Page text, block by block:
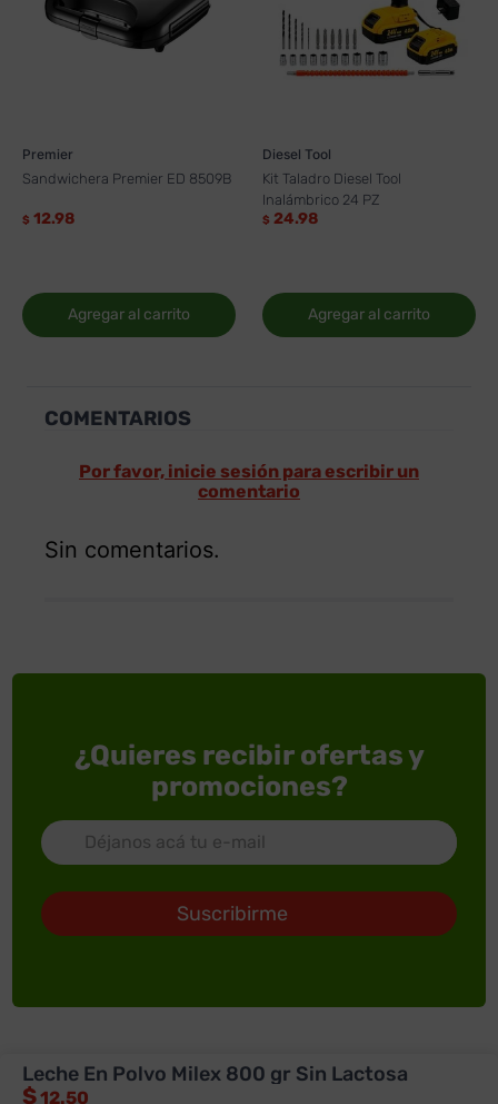
Premier
Sandwichera Premier ED 8509B
$ 12.98
Agregar al carrito
Diesel Tool
Kit Taladro Diesel Tool
Inalámbrico 24 PZ
$ 24.98
Agregar al carrito
COMENTARIOS
Por favor, inicie sesión para escribir un
comentario
Sin comentarios.
¿Quieres recibir ofertas y
promociones?
Suscribirme
Leche En Polvo Milex 800 gr Sin Lactosa
$12.50
ACERCA DE SUPERXTRA